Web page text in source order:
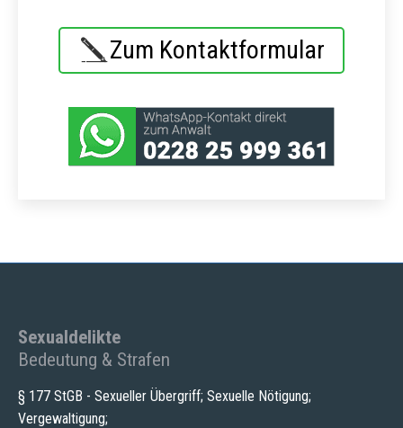
Zum Kontaktformular
Sexualdelikte
Bedeutung & Strafen
§ 177 StGB - Sexueller Übergriff; Sexuelle Nötigung;
Vergewaltigung;